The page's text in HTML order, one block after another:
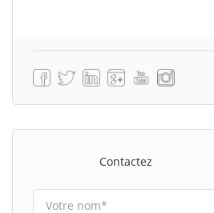
Contactez